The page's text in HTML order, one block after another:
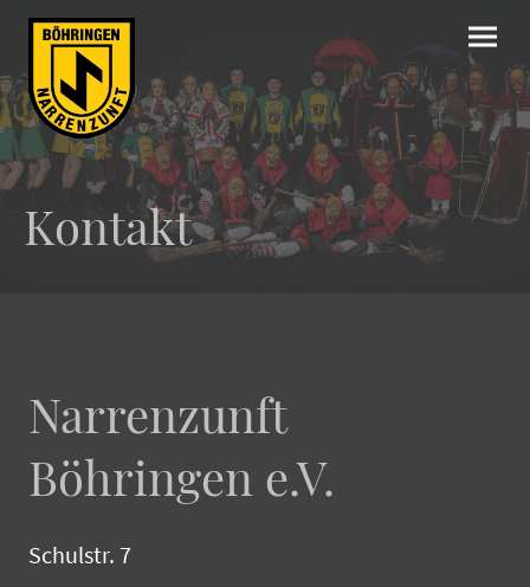
Kontakt
Narrenzunft
Böhringen e.V.
Schulstr. 7